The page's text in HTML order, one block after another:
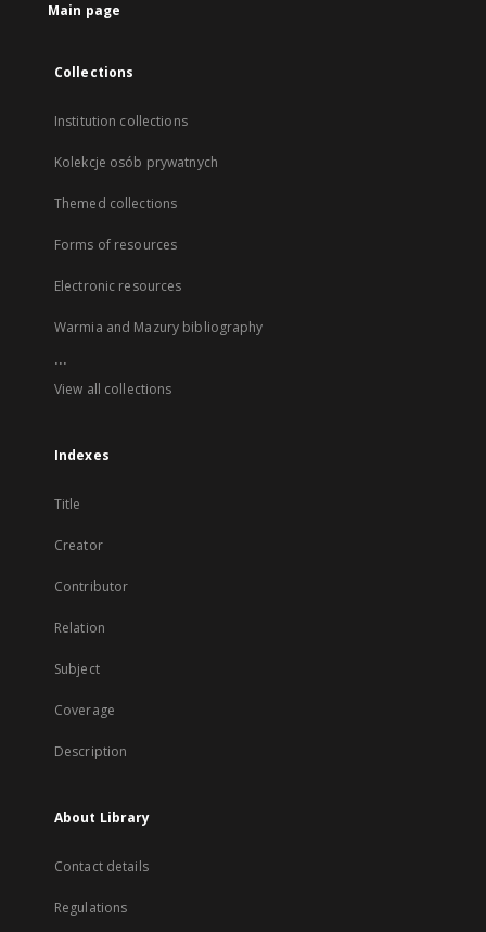
Main page
Collections
Institution collections
Kolekcje osób prywatnych
Themed collections
Forms of resources
Electronic resources
Warmia and Mazury bibliography
...
View all collections
Indexes
Title
Creator
Contributor
Relation
Subject
Coverage
Description
About Library
Contact details
Regulations